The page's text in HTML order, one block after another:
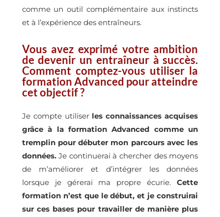
comme un outil complémentaire aux instincts
et à l’expérience des entraîneurs.
Vous avez exprimé votre ambition
de devenir un entraîneur à succès.
Comment comptez-vous utiliser la
formation Advanced pour atteindre
cet objectif ?
Je compte utiliserles connaissances acquises
grâce à la formation Advanced comme un
tremplin pour débuter mon parcours avec les
données.Je continuerai à chercher des moyens
de m’améliorer et d’intégrer les données
lorsque je gérerai ma propre écurie.Cette
formation n’est que le début, et je construirai
sur ces bases pour travailler de manière plus